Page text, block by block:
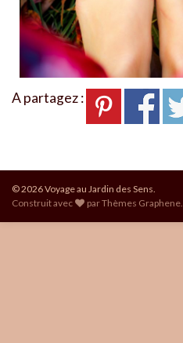
A partagez :
© 2026 Voyage au Jardin des Sens.
Construit avec
parThèmes Graphene.